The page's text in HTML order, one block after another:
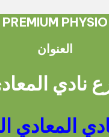
PREMIUM PHYSIO
العنوان
نادي
المعادي